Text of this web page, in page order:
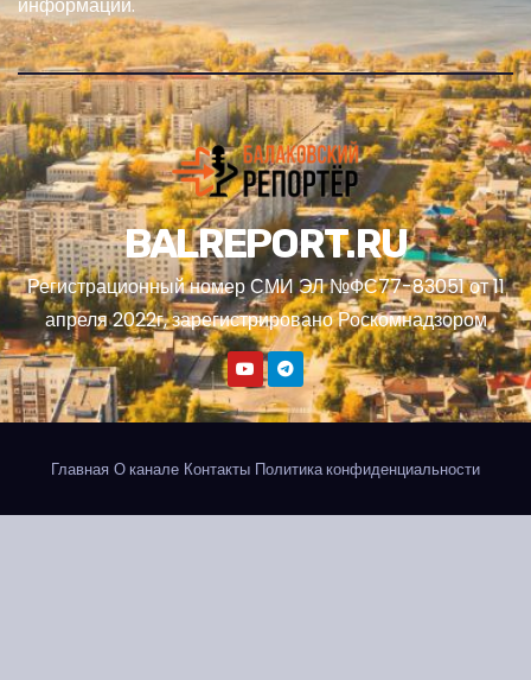
BALREPORT.RU
Регистрационный номер СМИ ЭЛ №ФС77-83051 от 11
апреля 2022г, зарегистрировано Роскомнадзором
Главная О канале Контакты Политика конфиденциальности